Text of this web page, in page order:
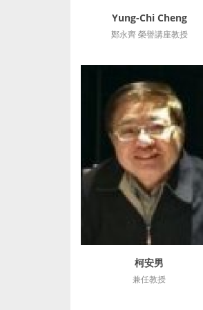
詳細資訊
Yung-Chi Cheng
鄭永齊 榮譽講座教授
詳細資訊
柯安男
兼任教授